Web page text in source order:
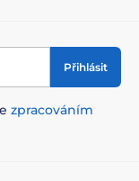
Přihlásit
zpracováním